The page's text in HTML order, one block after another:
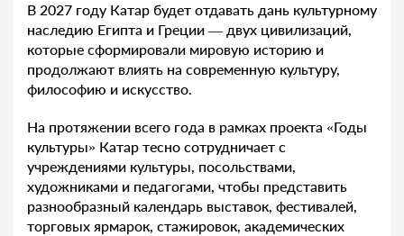
В 2027 году Катар будет отдавать дань культурному
наследию Египта и Греции — двух цивилизаций,
которые сформировали мировую историю и
продолжают влиять на современную культуру,
философию и искусство.
На протяжении всего года в рамках проекта «Годы
культуры» Катар тесно сотрудничает с
учреждениями культуры, посольствами,
художниками и педагогами, чтобы представить
разнообразный календарь выставок, фестивалей,
торговых ярмарок, стажировок, академических